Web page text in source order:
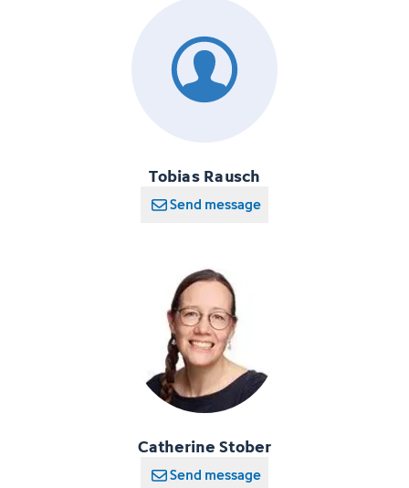
Tobias Rausch
Send message
Catherine Stober
Send message